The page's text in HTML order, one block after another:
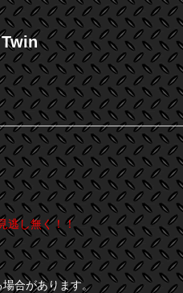
逃し無く！！
合があります。